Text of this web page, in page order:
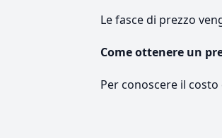
Le fasce di prezzo
Come ottenere un
Per conoscere il